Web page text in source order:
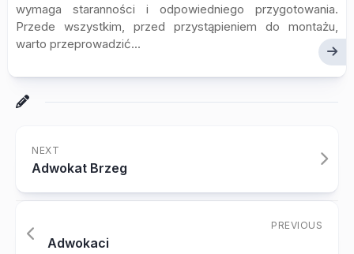
wymaga staranności i odpowiedniego przygotowania.
Przede wszystkim, przed przystąpieniem do montażu,
warto przeprowadzić...
NEXT
Adwokat Brzeg
PREVIOUS
Adwokaci